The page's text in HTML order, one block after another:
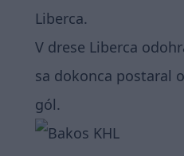
Liberca.
V drese Liberca
sa dokonca postaral
gól.